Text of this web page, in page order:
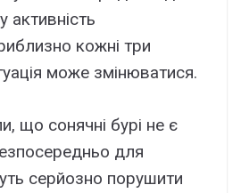
активність
кожні три
може змінюватися.
що сонячні бурі не є
для
серйозно порушити